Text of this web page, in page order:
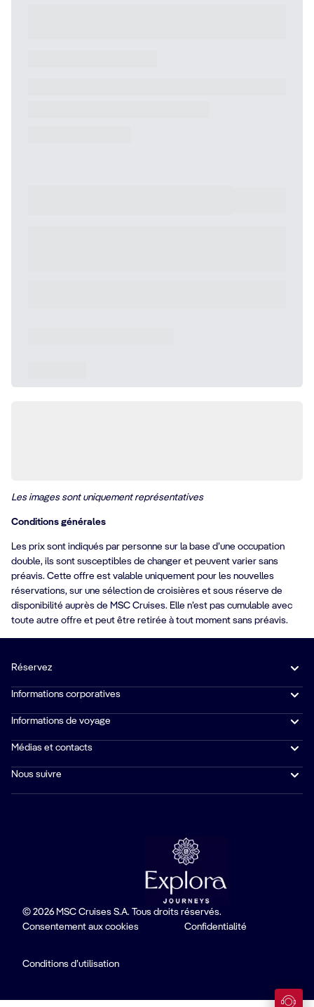
Les images sont uniquement représentatives
Conditions générales
Les prix sont indiqués par personne sur la base d’une occupation
double, ils sont susceptibles de changer et peuvent varier sans
préavis. Cette offre est valable uniquement pour les nouvelles
réservations, sur une sélection de croisières et sous réserve de
disponibilité auprès de MSC Cruises. Elle n’est pas cumulable avec
toute autre offre et peut être retirée à tout moment sans préavis.
Réservez
Informations corporatives
Informations de voyage
Médias et contacts
Nous suivre
© 2026 MSC Cruises S.A. Tous droits réservés.
Consentement aux cookies
Confidentialité
Conditions d’utilisation